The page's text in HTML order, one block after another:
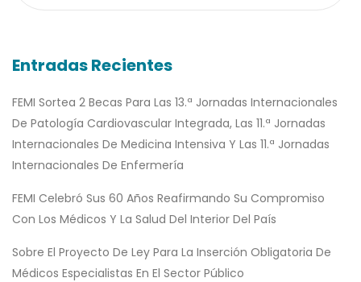
Entradas Recientes
FEMI Sortea 2 Becas Para Las 13.ª Jornadas Internacionales
De Patología Cardiovascular Integrada, Las 11.ª Jornadas
Internacionales De Medicina Intensiva Y Las 11.ª Jornadas
Internacionales De Enfermería
FEMI Celebró Sus 60 Años Reafirmando Su Compromiso
Con Los Médicos Y La Salud Del Interior Del País
Sobre El Proyecto De Ley Para La Inserción Obligatoria De
Médicos Especialistas En El Sector Público